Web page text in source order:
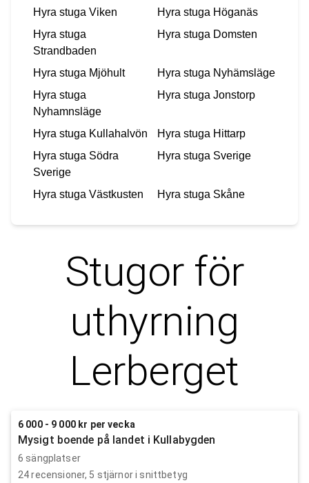
Hyra stuga Viken Hyra stuga Höganäs
Hyra stuga
Strandbaden
Hyra stuga Domsten
Hyra stuga Mjöhult Hyra stuga Nyhämsläge
Hyra stuga
Nyhamnsläge
Hyra stuga Jonstorp
Hyra stuga Kullahalvön Hyra stuga Hittarp
Hyra stuga Södra
Sverige
Hyra stuga Sverige
Hyra stuga Västkusten Hyra stuga Skåne
Stugor för
uthyrning
Lerberget
6 000 - 9 000 kr per vecka
Mysigt boende på landet i Kullabygden
6 sängplatser
24recensioner, 5 stjärnor i snittbetyg